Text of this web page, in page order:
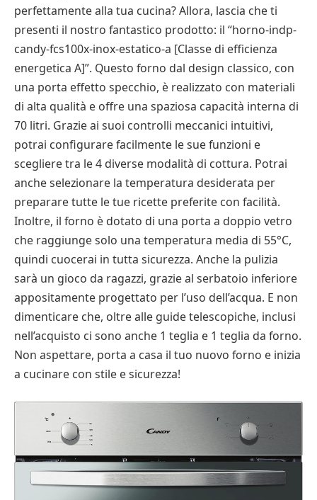
perfettamente alla tua cucina? Allora, lascia che ti
presenti il nostro fantastico prodotto: il “horno-indp-
candy-fcs100x-inox-estatico-a [Classe di efficienza
energetica A]”. Questo forno dal design classico, con
una porta effetto specchio, è realizzato con materiali
di alta qualità e offre una spaziosa capacità interna di
70 litri. Grazie ai suoi controlli meccanici intuitivi,
potrai configurare facilmente le sue funzioni e
scegliere tra le 4 diverse modalità di cottura. Potrai
anche selezionare la temperatura desiderata per
preparare tutte le tue ricette preferite con facilità.
Inoltre, il forno è dotato di una porta a doppio vetro
che raggiunge solo una temperatura media di 55°C,
quindi cuocerai in tutta sicurezza. Anche la pulizia
sarà un gioco da ragazzi, grazie al serbatoio inferiore
appositamente progettato per l’uso dell’acqua. E non
dimenticare che, oltre alle guide telescopiche, inclusi
nell’acquisto ci sono anche 1 teglia e 1 teglia da forno.
Non aspettare, porta a casa il tuo nuovo forno e inizia
a cucinare con stile e sicurezza!